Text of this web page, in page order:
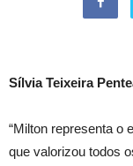
Sílvia Teixeira
“Milton representa o
que valorizou todos